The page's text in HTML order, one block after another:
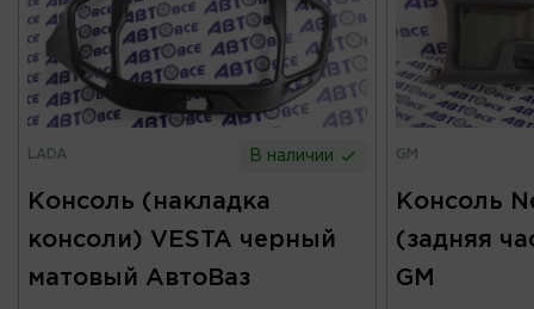
LADA В наличии
Консоль (накладка
консоли) VESTA черный
матовый АвтоВаз
GM
Консоль
(задняя
GM